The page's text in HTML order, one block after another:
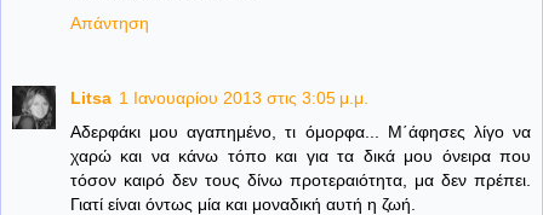
Απάντηση
Litsa 1 Ιανουαρίου 2013 στις 3:05 μ.μ.
Αδερφάκι μου αγαπημένο, τι όμορφα... Μ΄άφησες λίγο να
χαρώ και να κάνω τόπο και για τα δικά μου όνειρα που
τόσον καιρό δεν τους δίνω προτεραιότητα, μα δεν πρέπει.
Γιατί είναι όντως μία και μοναδική αυτή η ζωή.